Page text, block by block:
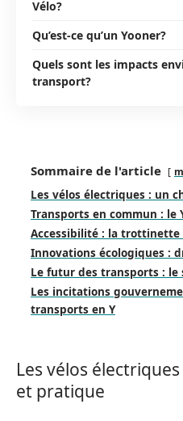
Vélo?
Qu’est-ce qu’un Yooner?
Quels sont les impacts
transport?
Sommaire de l'article
Les vélos électriques : un
Transports en commun : le
Accessibilité : la trottinette
Innovations écologiques :
Le futur des transports :
Les incitations
transports en Y
Les vélos
et pratique